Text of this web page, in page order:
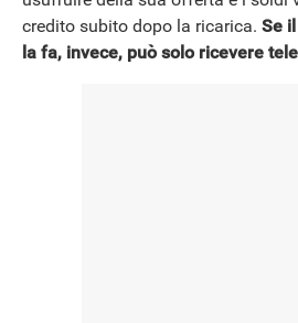
credito subito dopo la ricarica. Se
la fa, invece, può solo ricevere